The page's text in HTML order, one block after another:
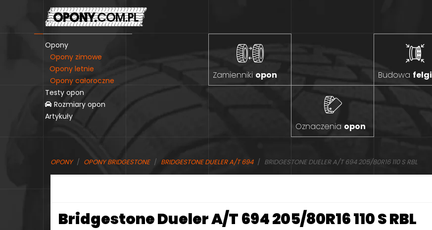
Opony
Opony zimowe
Opony letnie
Opony całoroczne
Testy opon
Rozmiary opon
Artykuły
Zamienniki opon Budowa felgi
Oznaczenia opon
OPONY OPONY BRIDGESTONE BRIDGESTONE DUELER A/T 694 BRIDGESTONE DUELER A/T 694 205/80R16 110 S RBL
Bridgestone Dueler A/T 694 205/80R16 110 S RBL